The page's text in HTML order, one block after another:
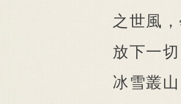
之世風
放下一
冰雪叢